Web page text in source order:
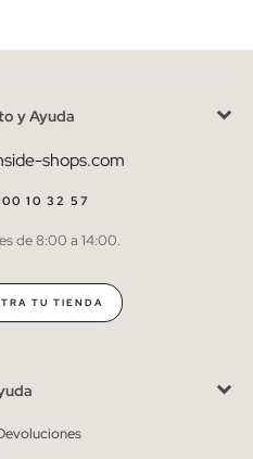
privacidad
en cualquier momento.
y Ayuda
shops.com
10 32 57
de 8:00 a 14:00.
TU TIENDA